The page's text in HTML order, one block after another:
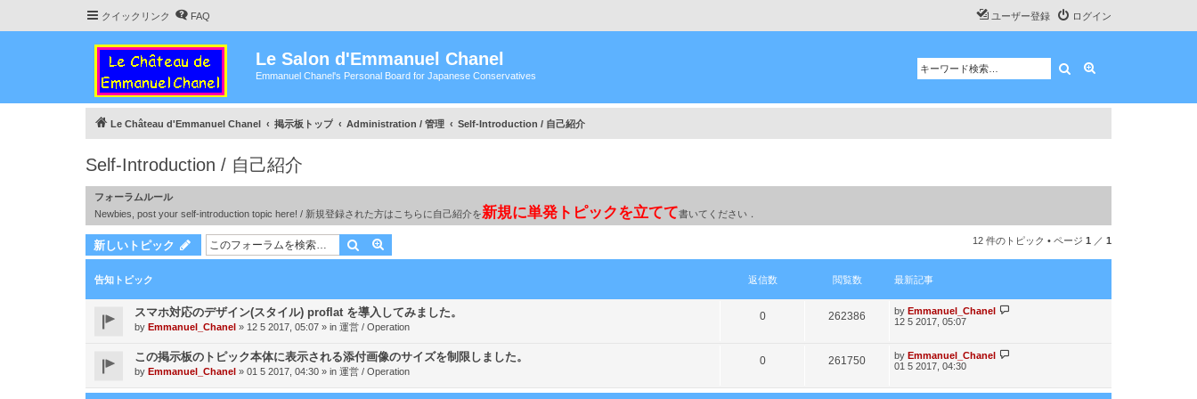
クイックリンク FAQ ログイン
ユーザー登録
Le Salon d'Emmanuel Chanel
Emmanuel Chanel's Personal Board for Japanese Conservatives 検索
Le Château d'Emmanuel Chanel 掲示板トップ Administration / 管理 Self-Introduction / 自己紹介
Self-Introduction / 自己紹介
フォーラムルール
Newbies, post your self-introduction topic here! / 新規登録された方はこちらに自己紹介を新規に単発トピックを立てて書いてください．
新しいトピック 検索 12 件のトピック • ページ 1 ／ 1
告知トピック 返信数 閲覧数 最新記事
スマホ対応のデザイン(スタイル) proflat を導入してみました。
by Emmanuel_Chanel » 12 5 2017, 05:07 » in 運営 / Operation
0返
数
262386
数
最
新
事
by Emmanuel_Chanel
12 5 2017, 05:07
この掲示板のトピック本体に表示される添付画像のサイズを制限しました。
by Emmanuel_Chanel » 01 5 2017, 04:30 » in 運営 / Operation
0返
261750閲
最
新
事
by Emmanuel_Chanel
01 5 2017, 04:30